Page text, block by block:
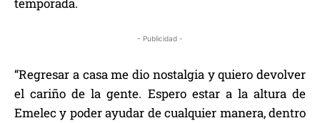
temporada.
- Publicidad -
“Regresar a casa me dio nostalgia y quiero devolver
el cariño de la gente. Espero estar a la altura de
Emelec y poder ayudar de cualquier manera, dentro